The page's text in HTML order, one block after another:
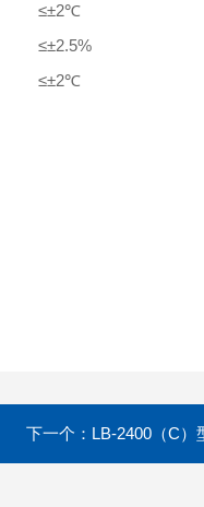
≤±2℃
≤±2.5%
≤±2℃
下一个： LB-2400（C）型四